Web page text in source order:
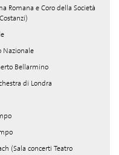
Romana e Coro della Società
Nazionale
Bellarmino
di Londra
(Sala concerti Teatro